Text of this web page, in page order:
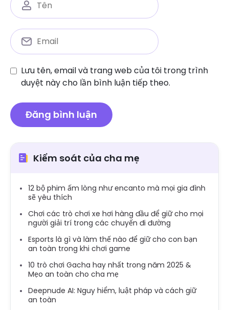
Lưu tên, email và trang web của tôi trong trình
duyệt này cho lần bình luận tiếp theo.
Kiểm soát của cha mẹ
12 bộ phim ấm lòng như encanto mà mọi gia đình
sẽ yêu thích
Chơi các trò chơi xe hơi hàng đầu để giữ cho mọi
người giải trí trong các chuyến đi đường
Esports là gì và làm thế nào để giữ cho con bạn
an toàn trong khi chơi game
10 trò chơi Gacha hay nhất trong năm 2025 &
Mẹo an toàn cho cha mẹ
Deepnude AI: Nguy hiểm, luật pháp và cách giữ
an toàn